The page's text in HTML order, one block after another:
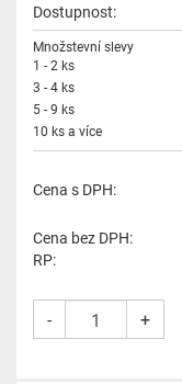
Dostupnost:
Množstevní slevy
1 - 2 ks
3 - 4 ks
5 - 9 ks
10 ks a více
Cena s DPH:
Cena bez DPH:
RP:
- +